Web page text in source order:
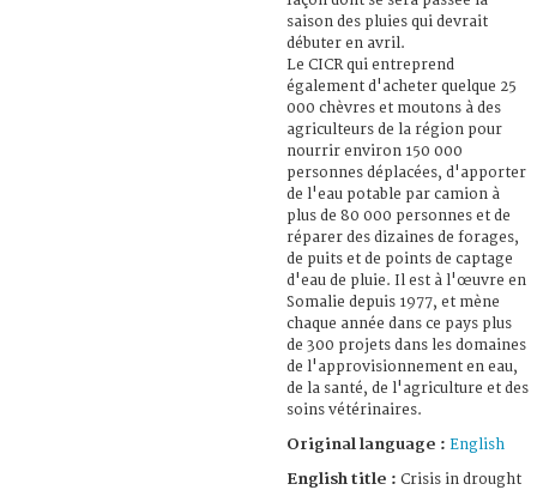
saison des pluies qui devrait
débuter en avril.
Le CICR qui entreprend
également d'acheter quelque 25
000 chèvres et moutons à des
agriculteurs de la région pour
nourrir environ 150 000
personnes déplacées, d'apporter
de l'eau potable par camion à
plus de 80 000 personnes et de
réparer des dizaines de forages,
de puits et de points de captage
d'eau de pluie. Il est à l'œuvre en
Somalie depuis 1977, et mène
chaque année dans ce pays plus
de 300 projets dans les domaines
de l'approvisionnement en eau,
de la santé, de l'agriculture et des
soins vétérinaires.
Original language : English
English title : Crisis in drought